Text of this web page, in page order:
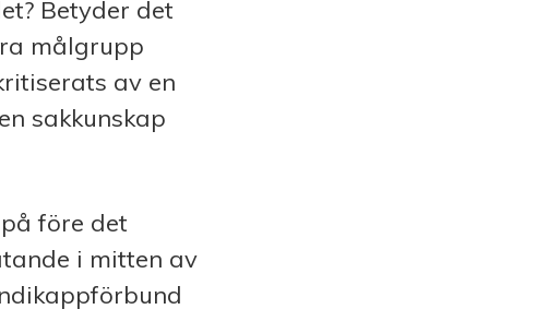
Betyder det
målgrupp
av en
sakkunskap
före det
i mitten av